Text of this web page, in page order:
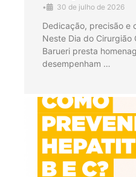
• 30 de julho de 2026
Dedicação, precisão e
Neste Dia do Cirurgião
Barueri presta
desempenham …